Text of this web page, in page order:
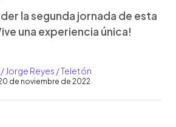
la segunda jornada de esta
una experiencia única!
/ Jorge Reyes / Teletón
de noviembre de 2022